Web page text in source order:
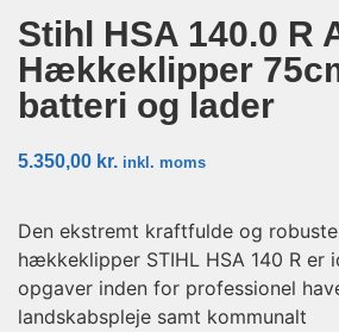
Stihl HSA 140.0 R
Hækkeklipper
batteri og lader
5.350,00 kr. inkl. moms
Den ekstremt kraftfulde og
hækkeklipper STIHL HSA 140 R
opgaver inden for professionel
landskabspleje samt kommunalt